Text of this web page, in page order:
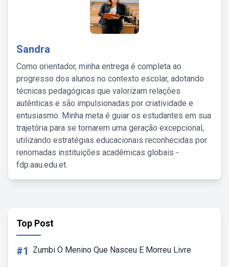
Sandra
Como orientador, minha entrega é completa ao
progresso dos alunos no contexto escolar, adotando
técnicas pedagógicas que valorizam relações
autênticas e são impulsionadas por criatividade e
entusiasmo. Minha meta é guiar os estudantes em sua
trajetória para se tornarem uma geração excepcional,
utilizando estratégias educacionais reconhecidas por
renomadas instituições acadêmicas globais -
fdp.aau.edu.et.
Top Post
#1 Zumbi O Menino Que Nasceu E Morreu Livre